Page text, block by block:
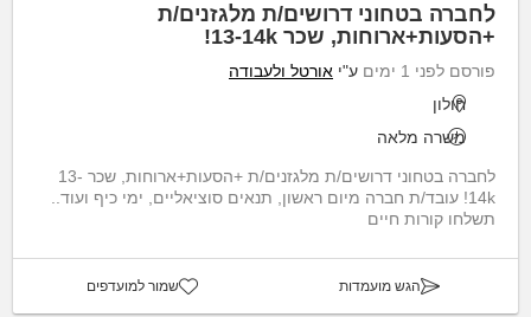
לחברה בטחוני דרושים/ת מלגזנים/ת
+הסעות+ארוחות, שכר 13-14k!
פורסם לפני 1 ימים ע"י אורטל ולעבודה
חולון
משרה מלאה
לחברה בטחוני דרושים/ת מלגזנים/ת +הסעות+ארוחות, שכר 13-
14k! עובד/ת חברה מיום ראשון, תנאים סוציאליים, ימי כיף ועוד..
תשלחו קורות חיים
הגש מועמדות שמור למועדפים